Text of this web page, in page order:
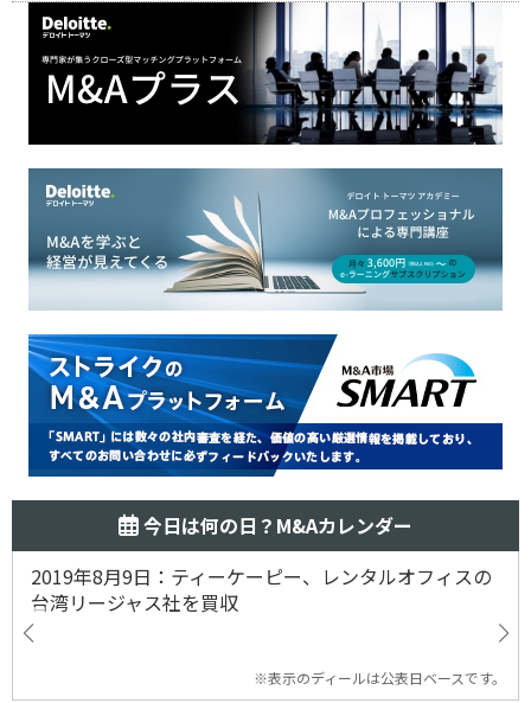
今日は何の日？M&Aカレンダー
2019年8月9日：ティーケーピー、レンタルオフィスの
台湾リージャス社を買収
※表示のディールは公表日ベースです。